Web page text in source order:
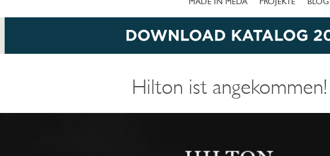
MADE IN MEDA PROJEKTE BLOG
Hilton ist angekommen!